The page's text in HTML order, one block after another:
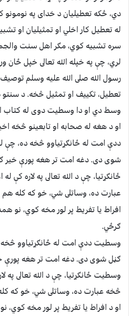
دي، ځکه تعطيليان د خداى په نومونو
له تعطيل کار اخلي او تمثيليان او
سره تشبيه کوي، مګر اهل سنت
لري، چې په خپله الله تعالى خپل ځان
رسول الله صلى الله عليه وسلم
تعطيل، تکييف او تمثيل څخه. د سنتو
وسط دي او دا وسطيت دوى له کتاب
او د هغه له صحابه او تابعينو څخه
ددې امت له ځانګړتياوو څخه ده، چې
شوى دى. دغه امت تر هغه پورې
ځانګړتيا، چې د الله تعالى په لاره کې
عبارت ده، وساتلى شي، خو که کله
افراط يا تفريط پر لور مخه کوي، نو
ګرځي.
وسطيت ددې امت له ځانګړتياوو
ګڼل شوى دى. دغه امت تر هغه پورې
وسطيت ځانګړتيا، چې د الله تعالى په
څخه عبارت ده، وساتلى شي، خو که
او د افراط يا تفريط پر لور مخه